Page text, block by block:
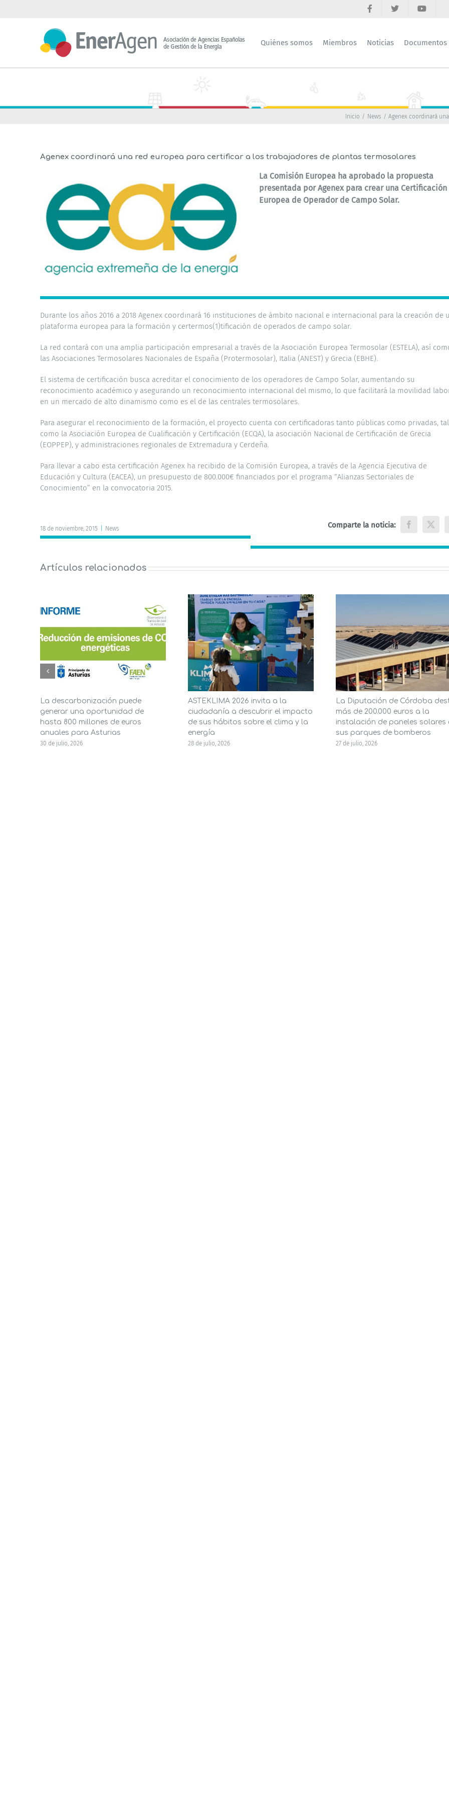
Quiénes somos Miembros Noticias Documentos
Inicio News Agenex coordinará
Agenex coordinará una red europea para certificar a los trabajadores de plantas termosolares
La Comisión Europea ha aprobado la propuesta
presentada por Agenex para crear una Certificación
Europea de Operador de Campo Solar.
Durante los años 2016 a 2018 Agenex coordinará 16 instituciones de ámbito nacional e internacional para la creación de
plataforma europea para la formación y certermos(1)tificación de operados de campo solar.
La red contará con una amplia participación empresarial a través de la Asociación Europea Termosolar (ESTELA), así
las Asociaciones Termosolares Nacionales de España (Protermosolar), Italia (ANEST) y Grecia (EBHE).
El sistema de certificación busca acreditar el conocimiento de los operadores de Campo Solar, aumentando su
reconocimiento académico y asegurando un reconocimiento internacional del mismo, lo que facilitará la movilidad
en un mercado de alto dinamismo como es el de las centrales termosolares.
Para asegurar el reconocimiento de la formación, el proyecto cuenta con certificadoras tanto públicas como privadas,
como la Asociación Europea de Cualificación y Certificación (ECQA), la asociación Nacional de Certificación de Grecia
(EOPPEP), y administraciones regionales de Extremadura y Cerdeña.
Para llevar a cabo esta certificación Agenex ha recibido de la Comisión Europea, a través de la Agencia Ejecutiva de
Educación y Cultura (EACEA), un presupuesto de 800.000€ financiados por el programa “Alianzas Sectoriales de
Conocimiento” en la convocatoria 2015.
18 de noviembre, 2015 News Comparte la noticia: Facebook
X
Artículos relacionados
La descarbonización puede
generar una oportunidad de
hasta 800 millones de euros
anuales para Asturias
30 de julio, 2026
ASTEKLIMA 2026 invita a la
ciudadanía a descubrir el impacto
de sus hábitos sobre el clima y la
energía
28 de julio, 2026
La Diputación de Córdoba
más de 200.000 euros a la
instalación de paneles solares
sus parques de bomberos
27 de julio, 2026